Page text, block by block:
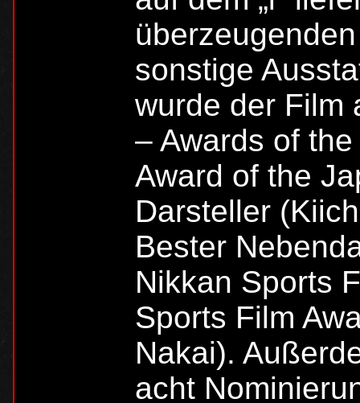
sonstige
wurde der Film
– Awards of
Award of the
Darsteller
Bester
Nikkan Sports
Sports Film
Nakai).
acht